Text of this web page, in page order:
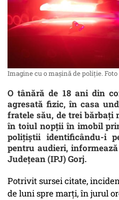
Imagine cu o mașină de poliție.
O tânără de 18 ani din
agresată fizic, în casa
fratele său, de trei bărbaţi
în toiul nopţii în imobil
poliţiştii identificându-i
pentru audieri,
Judeţean (IPJ) Gorj.
Potrivit sursei citate,
de luni spre marţi, în jurul